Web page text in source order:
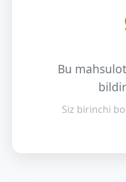
Bu
Siz birinchi